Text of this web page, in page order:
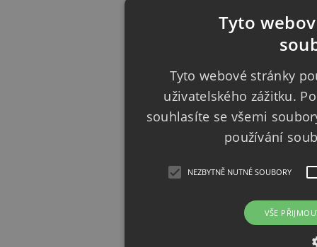
Tyto
Tyto webové stránky
uživatelského zážitku.
souhlasíte se všemi
používání
NEZBYTNĚ NUTNÉ SOUBORY
VŠE